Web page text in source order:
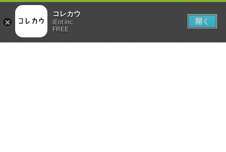
コレカウ
iEnt inc.
FREE
開く